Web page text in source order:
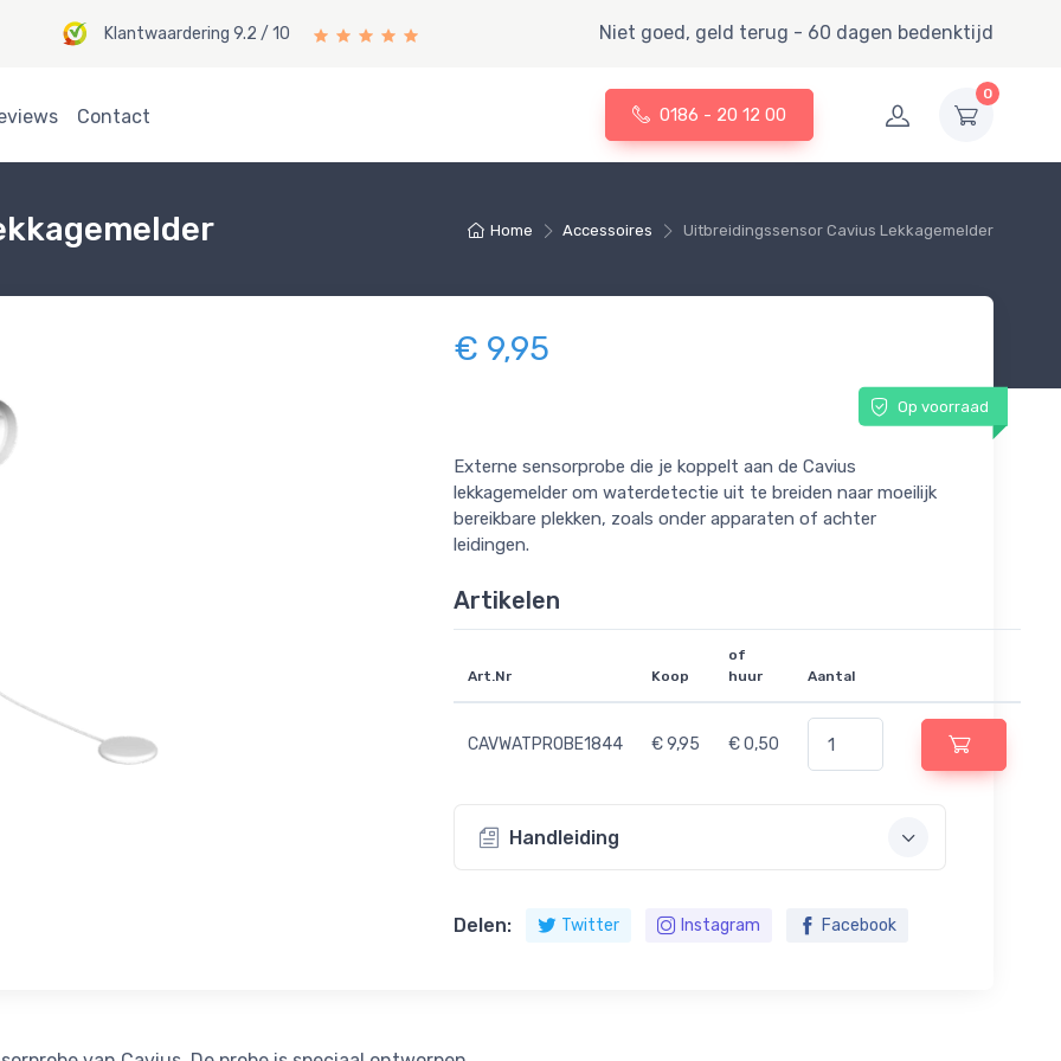
Klantwaardering 9.2 / 10 Niet goed, geld terug - 60 dagen bedenktijd
0
Contact 0186 - 20 12 00
Home Accessoires Uitbreidingssensor Cavius Lekkagemelder
€ 9,95
Op voorraad
Externe sensorprobe die je koppelt aan de Cavius
lekkagemelder om waterdetectie uit te breiden naar moeilijk
bereikbare plekken, zoals onder apparaten of achter
leidingen.
Artikelen
Art.Nr Koop
of
huur
Aantal
CAVWATPROBE1844 € 9,95 € 0,50
Handleiding
Delen: Twitter Instagram Facebook